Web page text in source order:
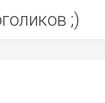
;)